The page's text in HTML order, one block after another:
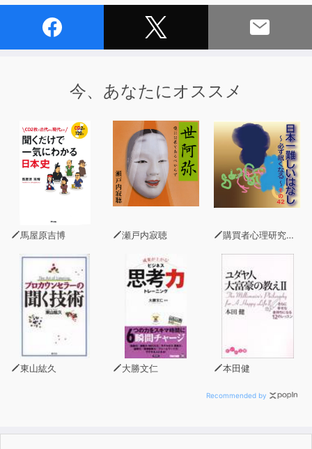
4.舞台の裏側
5.ビジネスエチケット
電話のかけ方（４）
※このコンテンツは、雑誌とあわせてご利用いただくと便
購入先:ヤック企画 info@hiraganatimes.com
今、あなたにオススメ
馬屋原吉博 瀬戸内寂聴 購買者心理研究所 株式会社モデンナ 顧問 青木幹和
東山紘久 大勝文仁 本田健
Recommended by